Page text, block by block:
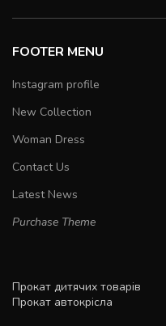
FOOTER MENU
Instagram profile
New Collection
Woman Dress
Contact Us
Latest News
Purchase Theme
Прокат дитячих товарів
Прокат автокрісла